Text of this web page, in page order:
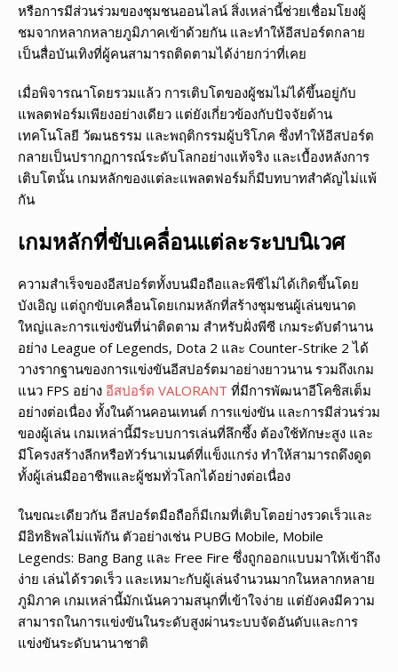
หรือการมีส่วนร่วมของชุมชนออนไลน์ สิ่งเหล่านี้ช่วยเชื่อมโยงผู้
ชมจากหลากหลายภูมิภาคเข้าด้วยกัน และทำให้อีสปอร์ตกลาย
เป็นสื่อบันเทิงที่ผู้คนสามารถติดตามได้ง่ายกว่าที่เคย
เมื่อพิจารณาโดยรวมแล้ว การเติบโตของผู้ชมไม่ได้ขึ้นอยู่กับ
แพลตฟอร์มเพียงอย่างเดียว แต่ยังเกี่ยวข้องกับปัจจัยด้าน
เทคโนโลยี วัฒนธรรม และพฤติกรรมผู้บริโภค ซึ่งทำให้อีสปอร์ต
กลายเป็นปรากฏการณ์ระดับโลกอย่างแท้จริง และเบื้องหลังการ
เติบโตนั้น เกมหลักของแต่ละแพลตฟอร์มก็มีบทบาทสำคัญไม่แพ้
กัน
เกมหลักที่ขับเคลื่อนแต่ละระบบนิเวศ
ความสำเร็จของอีสปอร์ตทั้งบนมือถือและพีซีไม่ได้เกิดขึ้นโดย
บังเอิญ แต่ถูกขับเคลื่อนโดยเกมหลักที่สร้างชุมชนผู้เล่นขนาด
ใหญ่และการแข่งขันที่น่าติดตาม สำหรับฝั่งพีซี เกมระดับตำนาน
อย่าง League of Legends, Dota 2 และ Counter-Strike 2 ได้
วางรากฐานของการแข่งขันอีสปอร์ตมาอย่างยาวนาน รวมถึงเกม
แนว FPS อย่าง อีสปอร์ต VALORANT ที่มีการพัฒนาอีโคซิสเต็ม
อย่างต่อเนื่อง ทั้งในด้านคอนเทนต์ การแข่งขัน และการมีส่วนร่วม
ของผู้เล่น เกมเหล่านี้มีระบบการเล่นที่ลึกซึ้ง ต้องใช้ทักษะสูง และ
มีโครงสร้างลีกหรือทัวร์นาเมนต์ที่แข็งแกร่ง ทำให้สามารถดึงดูด
ทั้งผู้เล่นมืออาชีพและผู้ชมทั่วโลกได้อย่างต่อเนื่อง
ในขณะเดียวกัน อีสปอร์ตมือถือก็มีเกมที่เติบโตอย่างรวดเร็วและ
มีอิทธิพลไม่แพ้กัน ตัวอย่างเช่น PUBG Mobile, Mobile
Legends: Bang Bang และ Free Fire ซึ่งถูกออกแบบมาให้เข้าถึง
ง่าย เล่นได้รวดเร็ว และเหมาะกับผู้เล่นจำนวนมากในหลากหลาย
ภูมิภาค เกมเหล่านี้มักเน้นความสนุกที่เข้าใจง่าย แต่ยังคงมีความ
สามารถในการแข่งขันในระดับสูงผ่านระบบจัดอันดับและการ
แข่งขันระดับนานาชาติ